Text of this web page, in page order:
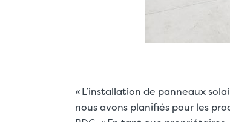
« L’installation de panneaux
nous avons planifiés pour les